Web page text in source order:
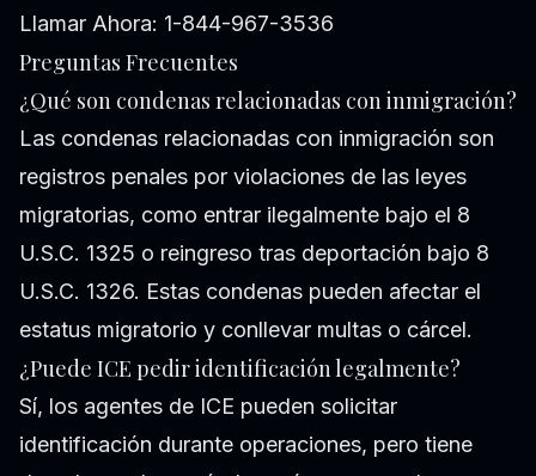
Llamar Ahora: 1-844-967-3536
Preguntas Frecuentes
¿Qué son condenas relacionadas con inmigración?
Las condenas relacionadas con inmigración son
registros penales por violaciones de las leyes
migratorias, como entrar ilegalmente bajo el 8
U.S.C. 1325 o reingreso tras deportación bajo 8
U.S.C. 1326. Estas condenas pueden afectar el
estatus migratorio y conllevar multas o cárcel.
¿Puede ICE pedir identificación legalmente?
Sí, los agentes de ICE pueden solicitar
identificación durante operaciones, pero tiene